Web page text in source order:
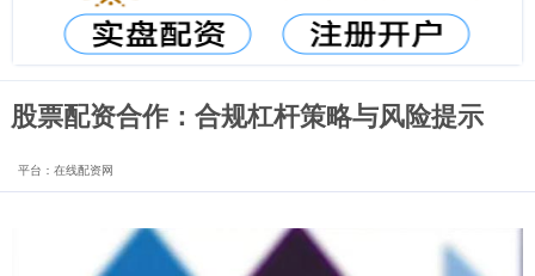
股票配资合作：合规杠杆策略与风险提示
平台：在线配资网